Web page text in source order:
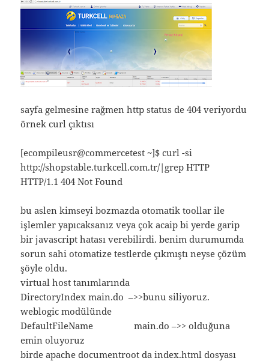
sayfa gelmesine rağmen http status de 404 veriyordu
örnek curl çıktısı
[ecompileusr@commercetest ~]$ curl -si
http://shopstable.turkcell.com.tr/|grep HTTP
HTTP/1.1 404 Not Found
bu aslen kimseyi bozmazda otomatik toollar ile
işlemler yapıcaksanız veya çok acaip bi yerde garip
bir javascript hatası verebilirdi. benim durumumda
sorun sahi otomatize testlerde çıkmıştı neyse çözüm
şöyle oldu.
virtual host tanımlarında
DirectoryIndex main.do –>>bunu siliyoruz.
weblogic modülünde
DefaultFileName main.do –>> olduğuna
emin oluyoruz
birde apache documentroot da index.html dosyası